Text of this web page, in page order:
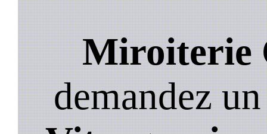
Miroiterie
demandez